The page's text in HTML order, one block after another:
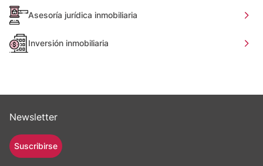
Asesoría jurídica inmobiliaria
Inversión inmobiliaria
Newsletter
Suscribirse